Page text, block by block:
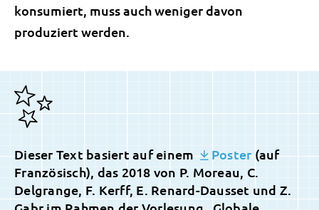
konsumiert, muss auch weniger davon
produziert werden.
Dieser Text basiert auf einem Poster(auf
Französisch), das 2018 von P. Moreau, C.
Delgrange, F. Kerff, E. Renard-Dausset und Z.